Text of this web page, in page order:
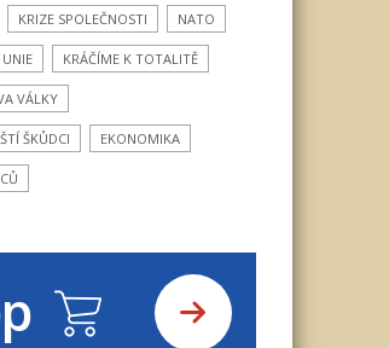
KRIZE SPOLEČNOSTI NATO
KRÁČÍME K TOTALITĚ
VÁLKY
ŠKŮDCI EKONOMIKA